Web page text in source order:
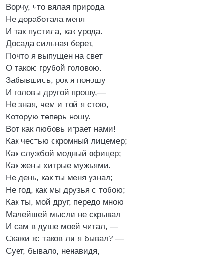
Ворчу, что вялая природа
Не доработала меня
И так пустила, как урода.
Досада сильная берет,
Почто я выпущен на свет
О такою грубой головою.
Забывшись, рок я поношу
И головы другой прошу,—
Не зная, чем и той я стою,
Которую теперь ношу.
Вот как любовь играет нами!
Как честью скромный лицемер;
Как службой модный офицер;
Как жены хитрые мужьями.
Не день, как ты меня узнал;
Не год, как мы друзья с тобою;
Как ты, мой друг, передо мною
Малейшей мысли не скрывал
И сам в душе моей читал, —
Скажи ж: таков ли я бывал? —
Сует, бывало, ненавидя,